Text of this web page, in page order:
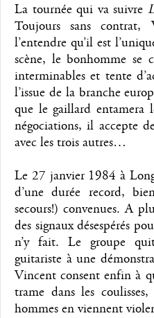
La tournée qui va suivre
Toujours sans
l’entendre qu’il est
scène, le bonhomme se
interminables et tente
l’issue de la branche
que le gaillard entamera
négociations, il accepte
avec les trois autres…
Le 27 janvier 1984 à
d’une durée record,
secours!) convenues. A
des signaux désespérés
n’y fait. Le groupe
guitariste à une
Vincent consent enfin à
trame dans les
hommes en viennent